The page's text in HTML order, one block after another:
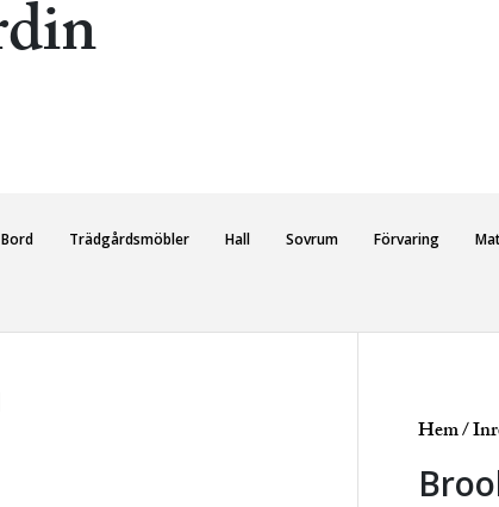
Bord Trädgårdsmöbler Hall Sovrum Förvaring
Hem/